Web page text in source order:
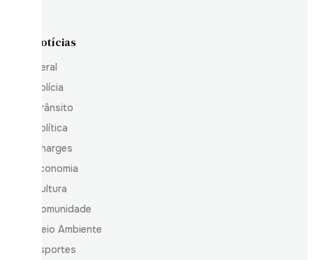
Notícias
Geral
Polícia
Trânsito
Política
Charges
Economia
Cultura
Comunidade
Meio Ambiente
Esportes